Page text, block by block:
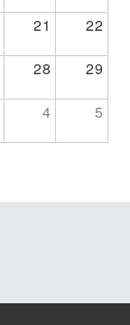
21 22
28 29
4 5